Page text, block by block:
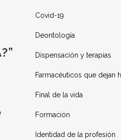
Covid-19
Deontología
Dispensación y terapias
Farmacéuticos que dejan
Final de la vida
Formación
Identidad de la profesión